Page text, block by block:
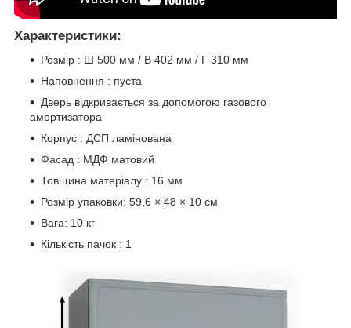
Характеристики:
Розмір : Ш 500 мм / В 402 мм / Г 310 мм
Наповнення : пуста
Дверь відкривається за допомогою газового
амортизатора
Корпус : ДСП ламінована
Фасад : МДФ матовий
Товщина матеріалу : 16 мм
Розмір упаковки: 59,6 × 48 × 10 см
Вага: 10 кг
Кількість пачок : 1